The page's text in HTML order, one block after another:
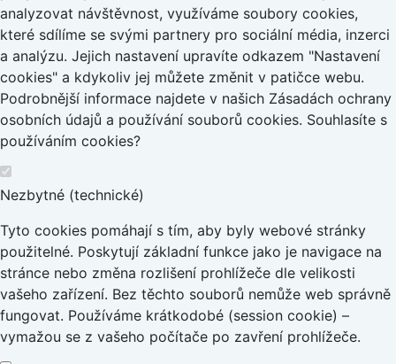
analyzovat návštěvnost, využíváme soubory cookies,
které sdílíme se svými partnery pro sociální média, inzerci
a analýzu. Jejich nastavení upravíte odkazem "Nastavení
cookies" a kdykoliv jej můžete změnit v patičce webu.
Podrobnější informace najdete v našich Zásadách ochrany
osobních údajů a používání souborů cookies. Souhlasíte s
používáním cookies?
Nezbytné (technické)
Tyto cookies pomáhají s tím, aby byly webové stránky
použitelné. Poskytují základní funkce jako je navigace na
stránce nebo změna rozlišení prohlížeče dle velikosti
vašeho zařízení. Bez těchto souborů nemůže web správně
fungovat. Používáme krátkodobé (session cookie) –
vymažou se z vašeho počítače po zavření prohlížeče.